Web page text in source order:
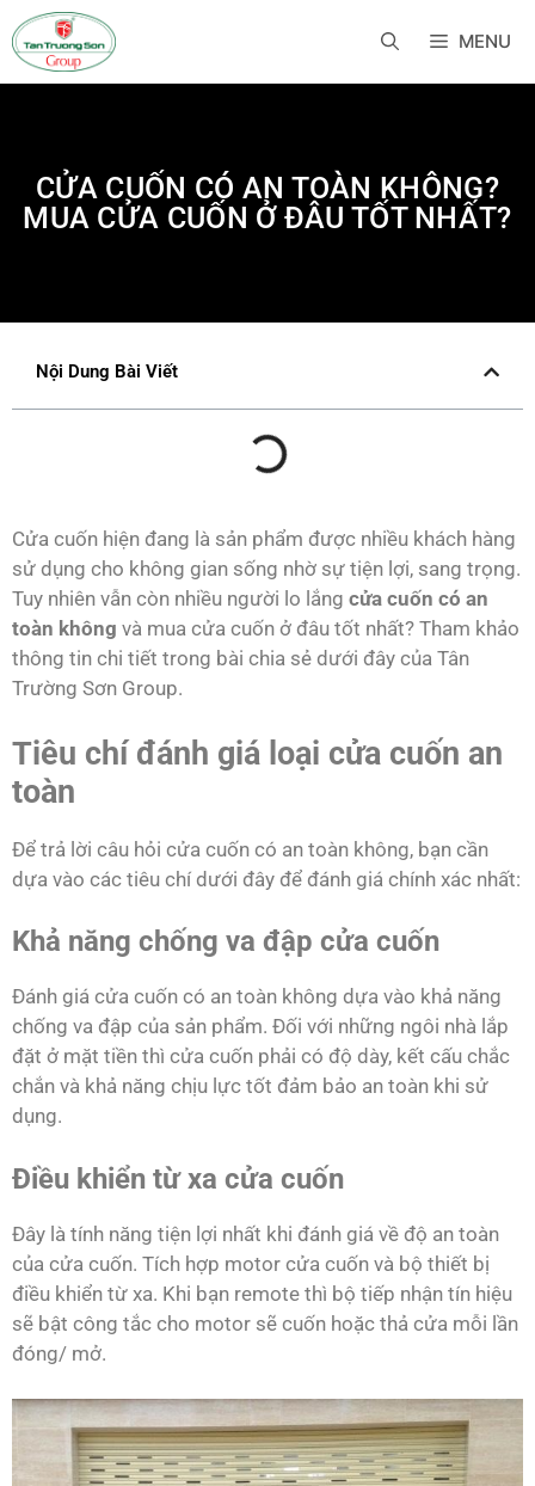
MENU
CỬA CUỐN CÓ AN TOÀN KHÔNG?
MUA CỬA CUỐN Ở ĐÂU TỐT NHẤT?
Nội Dung Bài Viết
Cửa cuốn hiện đang là sản phẩm được nhiều khách hàng
sử dụng cho không gian sống nhờ sự tiện lợi, sang trọng.
Tuy nhiên vẫn còn nhiều người lo lắng cửa cuốn có an
toàn không và mua cửa cuốn ở đâu tốt nhất? Tham khảo
thông tin chi tiết trong bài chia sẻ dưới đây của Tân
Trường Sơn Group.
Tiêu chí đánh giá loại cửa cuốn an
toàn
Để trả lời câu hỏi cửa cuốn có an toàn không, bạn cần
dựa vào các tiêu chí dưới đây để đánh giá chính xác nhất:
Khả năng chống va đập cửa cuốn
Đánh giá cửa cuốn có an toàn không dựa vào khả năng
chống va đập của sản phẩm. Đối với những ngôi nhà lắp
đặt ở mặt tiền thì cửa cuốn phải có độ dày, kết cấu chắc
chắn và khả năng chịu lực tốt đảm bảo an toàn khi sử
dụng.
Điều khiển từ xa cửa cuốn
Đây là tính năng tiện lợi nhất khi đánh giá về độ an toàn
của cửa cuốn. Tích hợp motor cửa cuốn và bộ thiết bị
điều khiển từ xa. Khi bạn remote thì bộ tiếp nhận tín hiệu
sẽ bật công tắc cho motor sẽ cuốn hoặc thả cửa mỗi lần
đóng/ mở.